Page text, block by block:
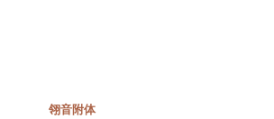
翎音附体